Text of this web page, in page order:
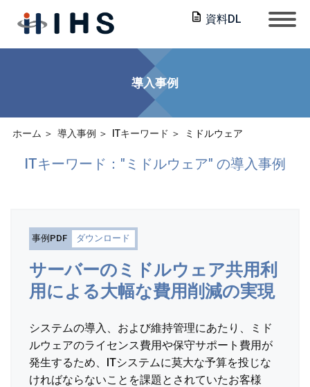
資料DL
導入事例
ホーム 導入事例 ITキーワード ミドルウェア
ITキーワード："ミドルウェア" の導入事例
事例PDF ダウンロード
サーバーのミドルウェア共用利
用による大幅な費用削減の実現
システムの導入、および維持管理にあたり、ミド
ルウェアのライセンス費用や保守サポート費用が
発生するため、ITシステムに莫大な予算を投じな
ければならないことを課題とされていたお客様